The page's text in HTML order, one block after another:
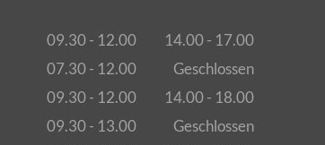
09.30 - 12.00
14.00 - 17.00
07.30 - 12.00
Geschlossen
09.30 - 12.00
14.00 - 18.00
09.30 - 13.00
Geschlossen